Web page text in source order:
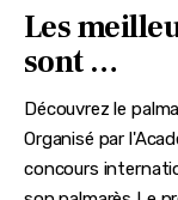
Les
sont …
Découvrez le
Organisé par
concours